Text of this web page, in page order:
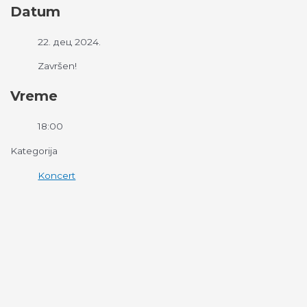
Datum
22. дец 2024.
Završen!
Vreme
18:00
Kategorija
Koncert